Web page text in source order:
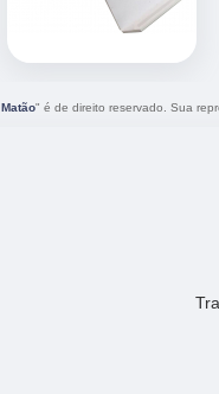
" é de direito reservado. Sua